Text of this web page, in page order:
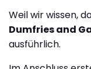
Weil wir wissen,
Dumfries and
ausführlich.